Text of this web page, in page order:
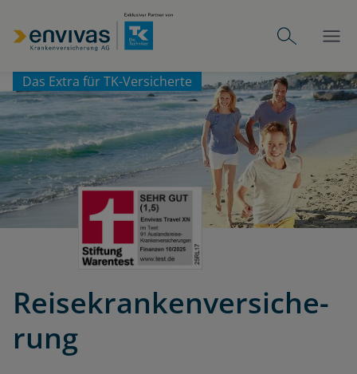
Das Extra für TK-Versicherte
Rei­se­kran­ken­ver­si­che­
rung